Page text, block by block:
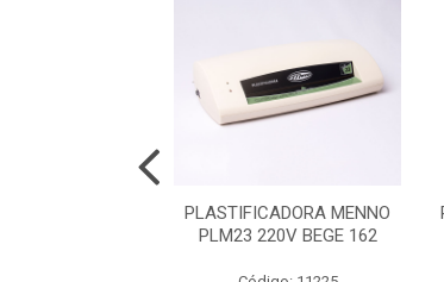
PLASTIFICADORA MENNO
PLM23 220V BEGE 162